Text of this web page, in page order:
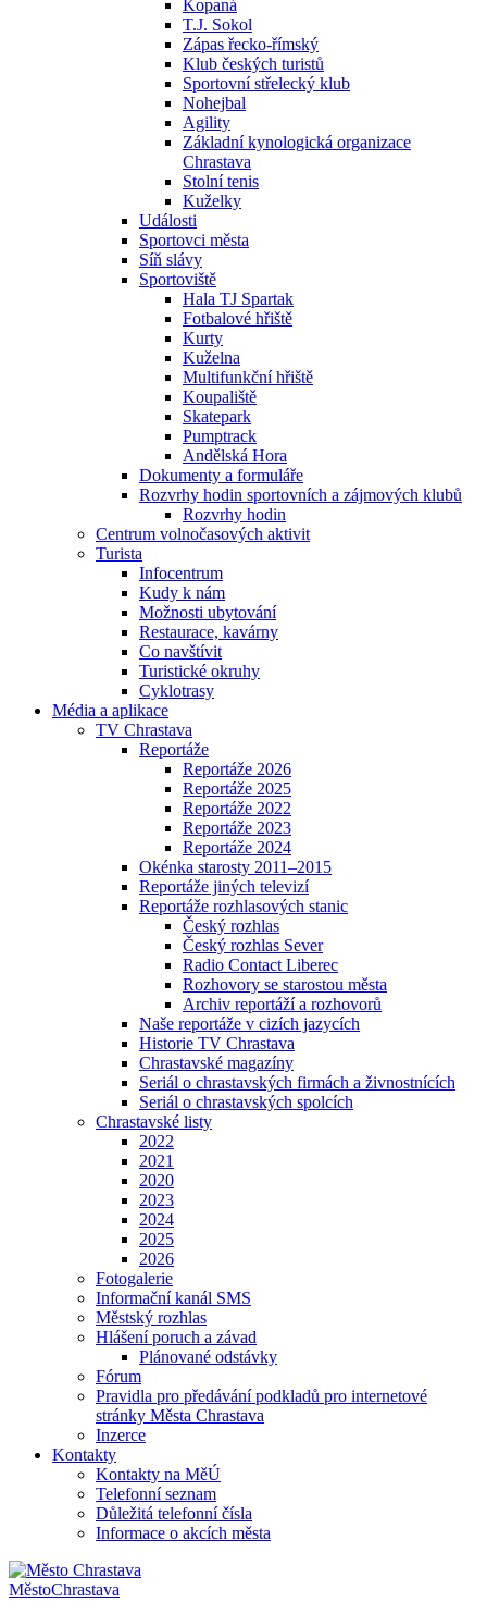
Kopaná
T.J. Sokol
Zápas řecko-římský
Klub českých turistů
Sportovní střelecký klub
Nohejbal
Agility
Základní kynologická organizace
Chrastava
Stolní tenis
Kuželky
Události
Sportovci města
Síň slávy
Sportoviště
Hala TJ Spartak
Fotbalové hřiště
Kurty
Kuželna
Multifunkční hřiště
Koupaliště
Skatepark
Pumptrack
Andělská Hora
Dokumenty a formuláře
Rozvrhy hodin sportovních a zájmových klubů
Rozvrhy hodin
Centrum volnočasových aktivit
Turista
Infocentrum
Kudy k nám
Možnosti ubytování
Restaurace, kavárny
Co navštívit
Turistické okruhy
Cyklotrasy
Média a aplikace
TV Chrastava
Reportáže
Reportáže 2026
Reportáže 2025
Reportáže 2022
Reportáže 2023
Reportáže 2024
Okénka starosty 2011–2015
Reportáže jiných televizí
Reportáže rozhlasových stanic
Český rozhlas
Český rozhlas Sever
Radio Contact Liberec
Rozhovory se starostou města
Archiv reportáží a rozhovorů
Naše reportáže v cizích jazycích
Historie TV Chrastava
Chrastavské magazíny
Seriál o chrastavských firmách a živnostnících
Seriál o chrastavských spolcích
Chrastavské listy
2022
2021
2020
2023
2024
2025
2026
Fotogalerie
Informační kanál SMS
Městský rozhlas
Hlášení poruch a závad
Plánované odstávky
Fórum
Pravidla pro předávání podkladů pro internetové
stránky Města Chrastava
Inzerce
Kontakty
Kontakty na MěÚ
Telefonní seznam
Důležitá telefonní čísla
Informace o akcích města
MěstoChrastava